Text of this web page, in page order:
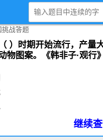
）时期开始流行，产量
物图案。《韩非子·观行
继续